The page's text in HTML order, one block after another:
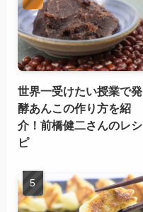
世界一受けたい授業で発
酵あんこの作り方を紹
介！前橋健二さんのレシ
ピ